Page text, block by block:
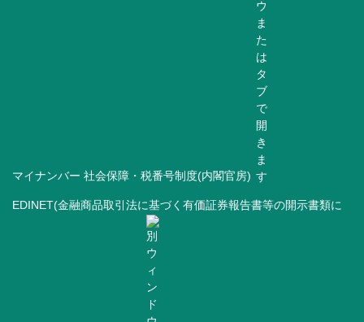
マイナンバー 社会保障・税番号制度(内閣官房)
EDINET(金融商品取引法に基づく有価証券報告書等の開示書類に